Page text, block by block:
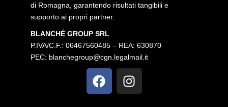
di Romagna, garantendo risultati tangibili e
supporto ai propri partner.
BLANCHÉ GROUP SRL
P.IVA/C.F.: 06467560485 – REA: 630870
PEC: blanchegroup@cgn.legalmail.it